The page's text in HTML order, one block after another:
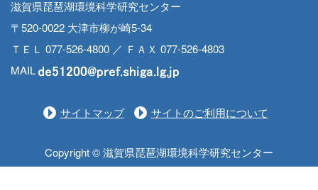
滋賀県琵琶湖環境科学研究センター
〒520-0022 大津市柳が崎5-34
ＴＥＬ 077-526-4800 ／ ＦＡＸ 077-526-4803
MAIL
サイトマップ サイトのご利用について
Copyright © 滋賀県琵琶湖環境科学研究センター